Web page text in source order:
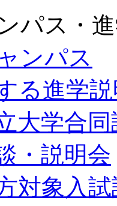
パス・
ンパス
る進学
大学合
・説明会
対象入